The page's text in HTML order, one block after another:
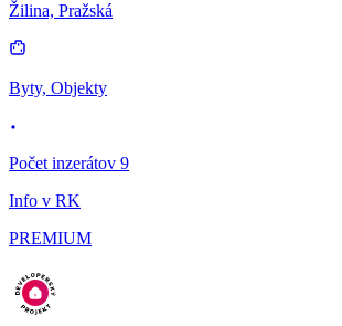
Žilina, Pražská
Byty, Objekty
Počet inzerátov 9
Info v RK
PREMIUM